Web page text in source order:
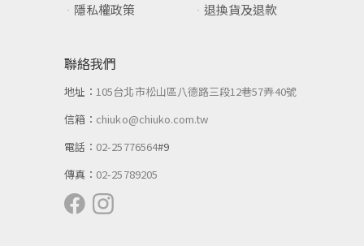
隱私權政策
退換貨及退款
聯絡我們
地址：105台北市松山區八德路三段12巷57弄40號
信箱： chiuko@chiuko.com.tw
電話： 02-25776564#9
傳真： 02-25789205